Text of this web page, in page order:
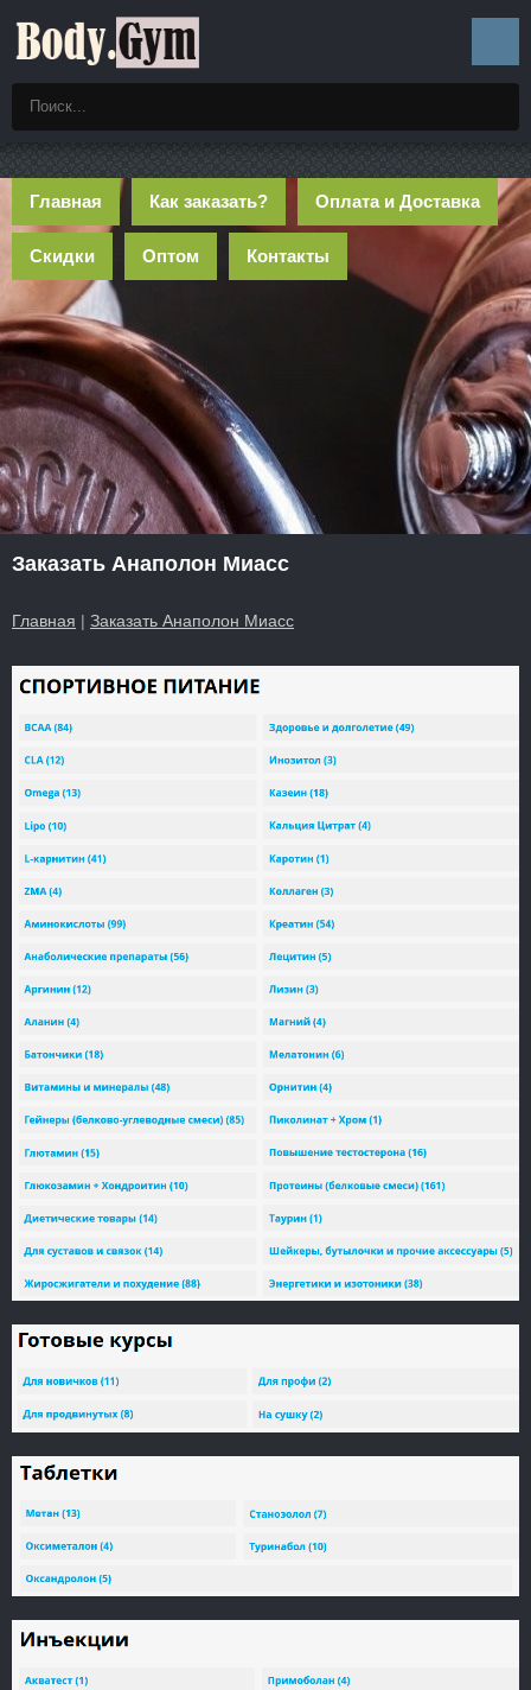
Главная Как заказать? Оплата и Доставка
Скидки Оптом Контакты
Заказать Анаполон Миасс
Главная | Заказать Анаполон Миасс